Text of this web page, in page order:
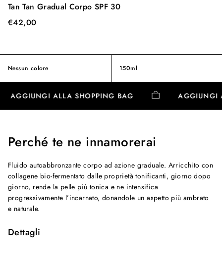
Tan Tan Gradual Corpo SPF 30
€42,00
Nessun colore 150ml
AGGIUNGI ALLA SHOPPING BAG
Perché te ne innamorerai
Fluido autoabbronzante corpo ad azione graduale. Arricchito con
collagene bio-fermentato dalle proprietà tonificanti, giorno dopo
giorno, rende la pelle più tonica e ne intensifica
progressivamente l’incarnato, donandole un aspetto più ambrato
e naturale.
Dettagli